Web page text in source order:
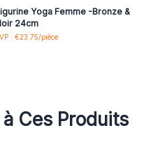
Yoga Femme -Bronze &
24cm
: €23.75/pièce
Ces Produits